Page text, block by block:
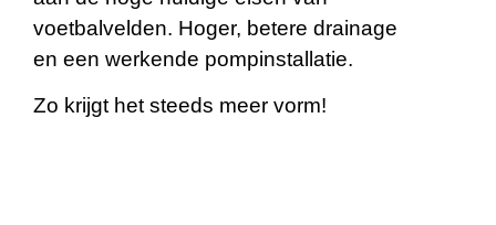
voetbalvelden. Hoger, betere drainage
en een werkende pompinstallatie.
Zo krijgt het steeds meer vorm!